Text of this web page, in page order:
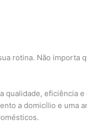
rotina. Não importa
qualidade, eficiência e
a domicílio e uma